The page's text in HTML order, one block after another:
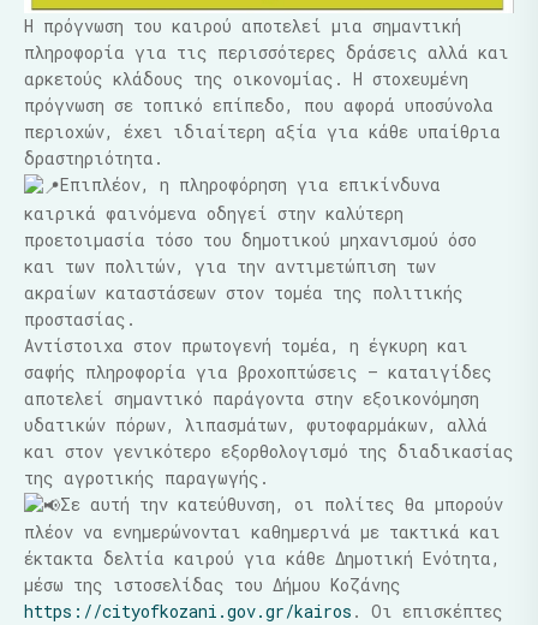
Η πρόγνωση του καιρού αποτελεί μια σημαντική
πληροφορία για τις περισσότερες δράσεις αλλά και
αρκετούς κλάδους της οικονομίας. Η στοχευμένη
πρόγνωση σε τοπικό επίπεδο, που αφορά υποσύνολα
περιοχών, έχει ιδιαίτερη αξία για κάθε υπαίθρια
δραστηριότητα.
Επιπλέον, η πληροφόρηση για επικίνδυνα
καιρικά φαινόμενα οδηγεί στην καλύτερη
προετοιμασία τόσο του δημοτικού μηχανισμού όσο
και των πολιτών, για την αντιμετώπιση των
ακραίων καταστάσεων στον τομέα της πολιτικής
προστασίας.
Αντίστοιχα στον πρωτογενή τομέα, η έγκυρη και
σαφής πληροφορία για βροχοπτώσεις – καταιγίδες
αποτελεί σημαντικό παράγοντα στην εξοικονόμηση
υδατικών πόρων, λιπασμάτων, φυτοφαρμάκων, αλλά
και στον γενικότερο εξορθολογισμό της διαδικασίας
της αγροτικής παραγωγής.
Σε αυτή την κατεύθυνση, οι πολίτες θα μπορούν
πλέον να ενημερώνονται καθημερινά με τακτικά και
έκτακτα δελτία καιρού για κάθε Δημοτική Ενότητα,
μέσω της ιστοσελίδας του Δήμου Κοζάνης
https://cityofkozani.gov.gr/kairos . Οι επισκέπτες